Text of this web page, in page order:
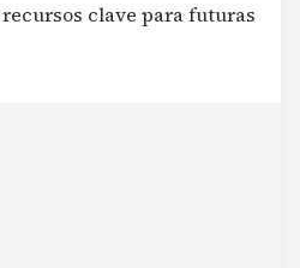
clave para futuras